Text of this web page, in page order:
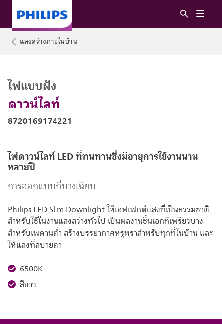
แสงสว่างภายในบ้าน
ดาวน์ไลท์
ไฟแบบฝัง
8720169174221
ไฟดาวน์ไลท์ LED ที่ทนทานซึ่งมีอายุการใช้งานนาน
หลายปี
การออกแบบที่บางเฉียบ
Philips LED Slim Downlight ให้เอฟเฟกต์แสงที่เป็นธรรมชาติ
สำหรับใช้ในงานแสงสว่างทั่วไป เป็นผลงานชิ้นเอกที่เพรียวบาง
สำหรับเพดานต่ำ สร้างบรรยากาศหรูหราสำหรับทุกที่ในบ้าน และ
ให้แสงที่สบายตา
6500K
สีขาว